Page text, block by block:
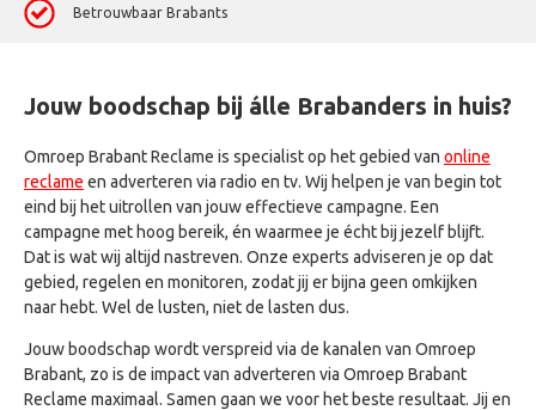
Betrouwbaar Brabants
Jouw boodschap bij álle Brabanders in huis?
Omroep Brabant Reclame is specialist op het gebied van online
reclame en adverteren via radio en tv. Wij helpen je van begin tot
eind bij het uitrollen van jouw effectieve campagne. Een
campagne met hoog bereik, én waarmee je écht bij jezelf blijft.
Dat is wat wij altijd nastreven. Onze experts adviseren je op dat
gebied, regelen en monitoren, zodat jij er bijna geen omkijken
naar hebt. Wel de lusten, niet de lasten dus.
Jouw boodschap wordt verspreid via de kanalen van Omroep
Brabant, zo is de impact van adverteren via Omroep Brabant
Reclame maximaal. Samen gaan we voor het beste resultaat. Jij en